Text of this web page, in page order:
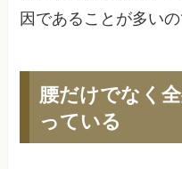
因であることが多いの
腰だけでなく
っている